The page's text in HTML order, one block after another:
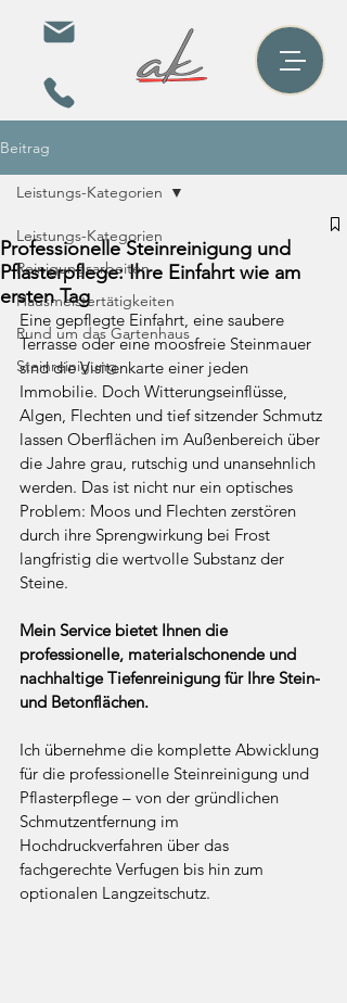
Beitrag
Leistungs-Kategorien
Reinigungsarbeiten
Hausmeistertätigkeiten
Rund um das Gartenhaus
Steinreinigung
Leistungs-Kategorien
Professionelle Steinreinigung und
Pflasterpflege: Ihre Einfahrt wie am
ersten Tag
Eine gepflegte Einfahrt, eine saubere
Terrasse oder eine moosfreie Steinmauer
sind die Visitenkarte einer jeden
Immobilie. Doch Witterungseinflüsse,
Algen, Flechten und tief sitzender Schmutz
lassen Oberflächen im Außenbereich über
die Jahre grau, rutschig und unansehnlich
werden. Das ist nicht nur ein optisches
Problem: Moos und Flechten zerstören
durch ihre Sprengwirkung bei Frost
langfristig die wertvolle Substanz der
Steine.
Mein Service bietet Ihnen die
professionelle, materialschonende und
nachhaltige Tiefenreinigung für Ihre Stein-
und Betonflächen.
Ich übernehme die komplette Abwicklung
für die professionelle Steinreinigung und
Pflasterpflege – von der gründlichen
Schmutzentfernung im
Hochdruckverfahren über das
fachgerechte Verfugen bis hin zum
optionalen Langzeitschutz.